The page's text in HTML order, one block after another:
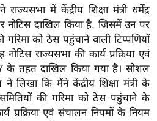
में केंद्रीय शिक्षा मंत्री धर्मेंद्र
नोटिस दाखिल किया है, जिसमें उन पर
को ठेस पहुंचाने वाली टिप्पणियों
राज्यसभा की कार्य प्रक्रिया एवं
के तहत दाखिल किया गया है। सोशल
ने लिखा कि मैंने केंद्रीय शिक्षा मंत्री के
की गरिमा को ठेस पहुंचाने के
प्रक्रिया एवं संचालन नियमों के नियम